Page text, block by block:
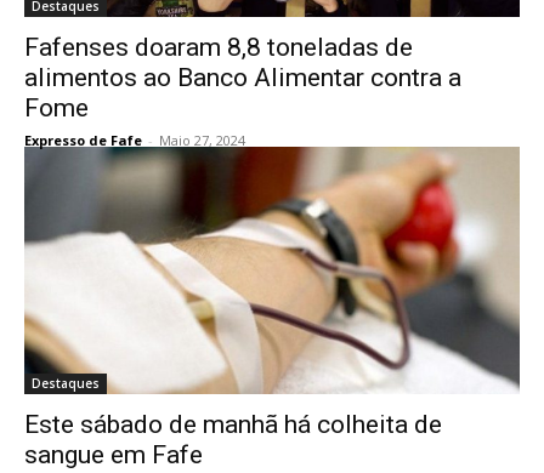
Destaques
Fafenses doaram 8,8 toneladas de
alimentos ao Banco Alimentar contra a
Fome
Expresso de Fafe - Maio 27, 2024
Destaques
Este sábado de manhã há colheita de
sangue em Fafe